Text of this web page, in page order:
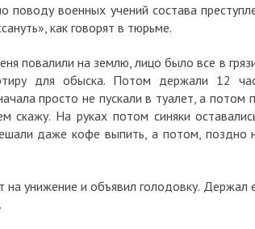
поводу военных учений состава
как говорят в тюрьме.
повалили на землю, лицо было все в
для обыска. Потом держали 12
просто не пускали в туалет, а
скажу. На руках потом синяки
даже кофе выпить, а потом,
на унижение и объявил голодовку. Держал